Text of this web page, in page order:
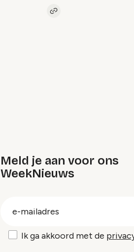
Kopieer link naar pagina
Meld je aan voor ons
WeekNieuws
Ik ga akkoord met de